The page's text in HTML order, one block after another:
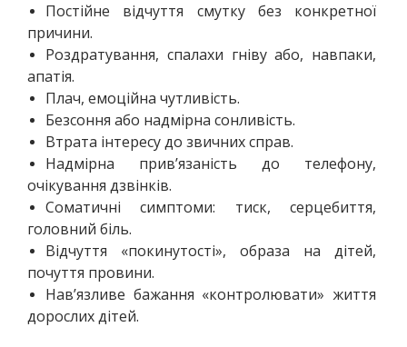
Постійне відчуття смутку без конкретної
причини.
Роздратування, спалахи гніву або, навпаки,
апатія.
Плач, емоційна чутливість.
Безсоння або надмірна сонливість.
Втрата інтересу до звичних справ.
Надмірна прив’язаність до телефону,
очікування дзвінків.
Соматичні симптоми: тиск, серцебиття,
головний біль.
Відчуття «покинутості», образа на дітей,
почуття провини.
Нав’язливе бажання «контролювати» життя
дорослих дітей.